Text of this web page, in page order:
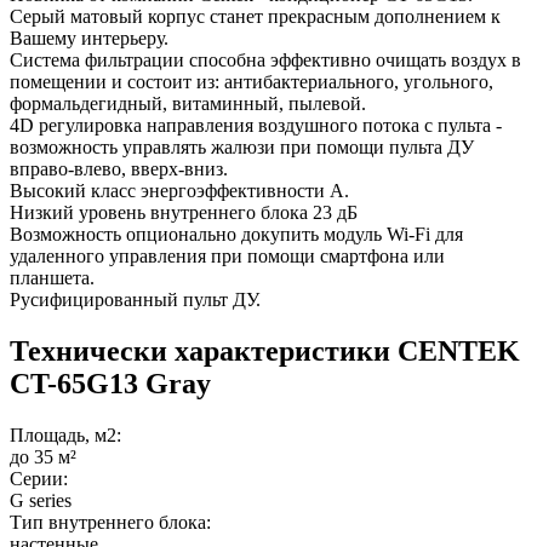
Серый матовый корпус станет прекрасным дополнением к
Вашему интерьеру.
Система фильтрации способна эффективно очищать воздух в
помещении и состоит из: антибактериального, угольного,
формальдегидный, витаминный, пылевой.
4D регулировка направления воздушного потока с пульта -
возможность управлять жалюзи при помощи пульта ДУ
вправо-влево, вверх-вниз.
Высокий класс энергоэффективности А.
Низкий уровень внутреннего блока 23 дБ
Возможность опционально докупить модуль Wi-Fi для
удаленного управления при помощи смартфона или
планшета.
Русифицированный пульт ДУ.
Технически характеристики CENTEK
CT-65G13 Gray
Площадь, м2:
до 35 м²
Серии:
G series
Тип внутреннего блока: